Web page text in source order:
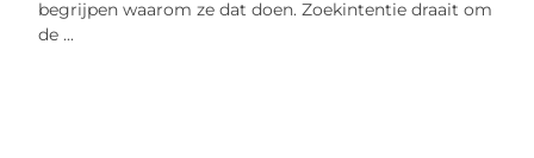
begrijpen waarom ze dat doen. Zoekintentie draait om
de ...